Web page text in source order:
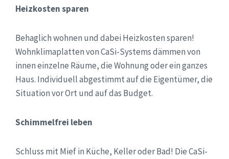
Heizkosten sparen
Behaglich wohnen und dabei Heizkosten sparen!
Wohnklimaplatten von CaSi-Systems dämmen von
innen einzelne Räume, die Wohnung oder ein ganzes
Haus. Individuell abgestimmt auf die Eigentümer, die
Situation vor Ort und auf das Budget.
Schimmelfrei leben
Schluss mit Mief in Küche, Keller oder Bad! Die CaSi-